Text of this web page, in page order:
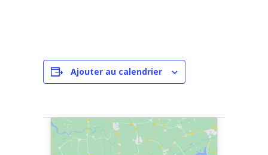
Ajouter au calendrier